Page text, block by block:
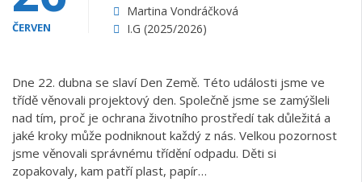
ČERVEN
Martina Vondráčková
I.G (2025/2026)
Dne 22. dubna se slaví Den Země. Této události jsme ve
třídě věnovali projektový den. Společně jsme se zamýšleli
nad tím, proč je ochrana životního prostředí tak důležitá a
jaké kroky může podniknout každý z nás. Velkou pozornost
jsme věnovali správnému třídění odpadu. Děti si
zopakovaly, kam patří plast, papír…